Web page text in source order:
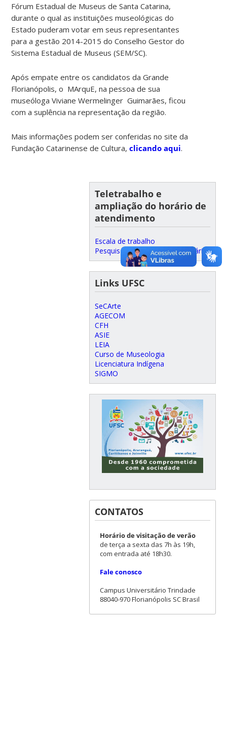
Fórum Estadual de Museus de Santa Catarina,
durante o qual as instituições museológicas do
Estado puderam votar em seus representantes
para a gestão 2014-2015 do Conselho Gestor do
Sistema Estadual de Museus (SEM/SC).
Após empate entre os candidatos da Grande
Florianópolis, o MArquE, na pessoa de sua
museóloga Viviane Wermelinger Guimarães, ficou
com a suplência na representação da região.
Mais informações podem ser conferidas no site da
Fundação Catarinense de Cultura,clicando aqui.
Teletrabalho e
ampliação do horário de
atendimento
Escala de trabalho
Pesquisa de satisfação do usuário
Links UFSC
SeCArte
AGECOM
CFH
ASIE
LEIA
Curso de Museologia
Licenciatura Indígena
SIGMO
CONTATOS
Horário de visitação de verão
de terça a sexta das 7h às 19h,
com entrada até 18h30.
Fale conosco
Campus Universitário Trindade
88040-970 Florianópolis SC Brasil